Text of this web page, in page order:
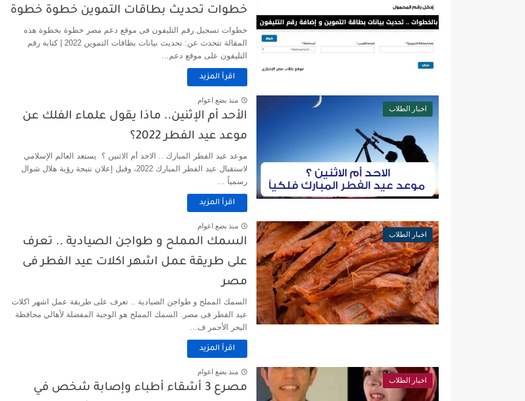
خطوات تحديث بطاقات التموين خطوة خطوة
خطوات تسجيل رقم التليفون فى موقع دعم مصر خطوة بخطوة هذه
المقالة تتحدث عن: تحديث بيانات بطاقات التموين 2022 | كتابة رقم
التليفون على موقع دعم...
اقرأ المزيد
اخبار الطلاب
منذ بضع اعوام
الأحد أم الإثنين.. ماذا يقول علماء الفلك عن
موعد عيد الفطر 2022؟
موعد عيد الفطر المبارك .. الاحد أم الاثنين ؟ يستعد العالم الإسلامي
لاستقبال عيد الفطر المبارك 2022، وقبل إعلان نتيجة رؤية هلال شوال
رسمياً ...
اقرأ المزيد
اخبار الطلاب
منذ بضع اعوام
السمك المملح و طواجن الصيادية .. تعرف
على طريقة عمل اشهر اكلات عيد الفطر فى
مصر
السمك المملح و طواجن الصيادية .. تعرف على طريقة عمل اشهر اكلات
عيد الفطر فى مصر. السمك المملح هو الوجبة المفضلة لأهالي محافظة
البحر الأحمر ف...
اقرأ المزيد
اخبار الطلاب
منذ بضع اعوام
مصرع 3 أشقاء أطباء وإصابة شخص في